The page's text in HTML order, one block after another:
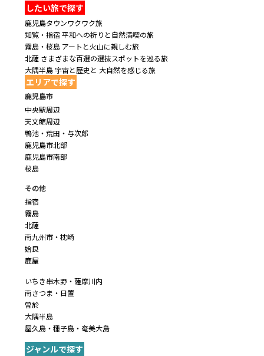
したい旅で探す
鹿児島タウンワクワク旅
知覧・指宿 平和への祈りと自然満喫の旅
霧島・桜島 アートと火山に親しむ旅
北薩 さまざまな百選の選抜スポットを巡る旅
大隅半島 宇宙と歴史と 大自然を感じる旅
エリアで探す
鹿児島市
中央駅周辺
天文館周辺
鴨池・荒田・与次郎
鹿児島市北部
鹿児島市南部
桜島
その他
指宿
霧島
北薩
南九州市・枕崎
姶良
鹿屋
いちき串木野・薩摩川内
南さつま・日置
曽於
大隅半島
屋久島・種子島・奄美大島
ジャンルで探す